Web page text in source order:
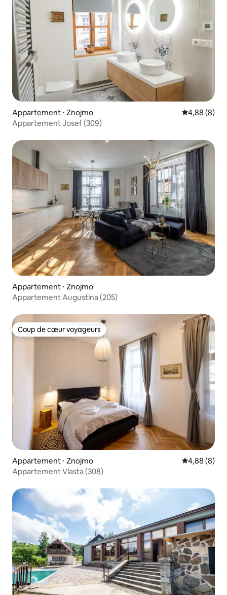
Appartement ⋅ Znojmo Évaluation
4,88 (8)
Appartement Josef (309)
Appartement ⋅ Znojmo
Appartement Augustina (205)
Coup de cœur voyageurs
Coup de cœur voyageurs
Appartement ⋅ Znojmo Évaluation
4,88 (8)
Appartement Vlasta (308)